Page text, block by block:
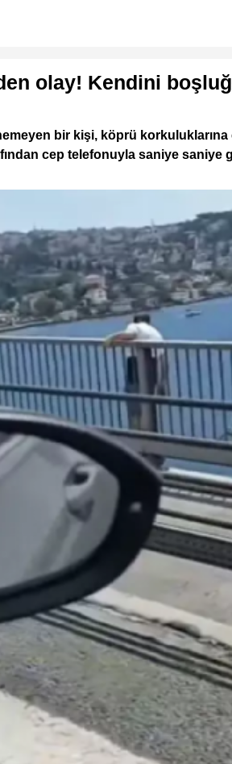
olay! Kendini
bir kişi, köprü korkuluklarına
cep telefonuyla saniye saniye